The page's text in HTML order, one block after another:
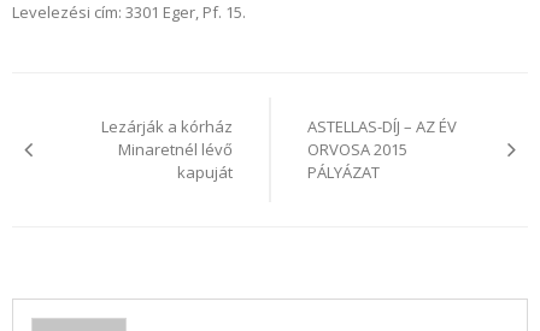
Levelezési cím: 3301 Eger, Pf. 15.
Lezárják a kórház
Minaretnél lévő
kapuját
ASTELLAS-DÍJ – AZ ÉV
ORVOSA 2015
PÁLYÁZAT